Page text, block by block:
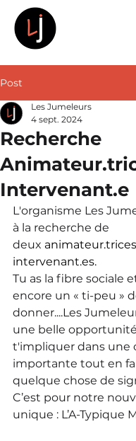
Post
Recherche
Intervenant.e
Les Jumeleurs
4 sept. 2024
L'organisme Les
à la recherche de
deux
intervenant.es.
Tu as la fibre sociale
encore un « ti-peu »
donner....Les
une belle
t'impliquer dans une
importante tout en
quelque chose de
C’est pour notre
unique : L’A-Typique